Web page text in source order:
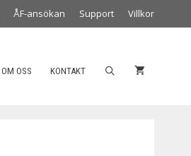
ÅF-ansökan Support Villkor
OM OSS KONTAKT